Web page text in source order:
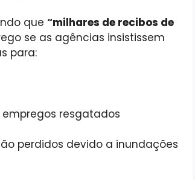
que “milhares de recibos de
se as agências insistissem
para:
resgatados
perdidos devido a inundações